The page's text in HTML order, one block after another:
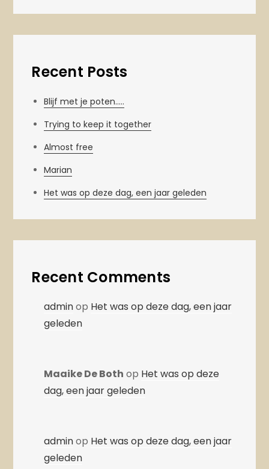
Recent Posts
Blijf met je poten…..
Trying to keep it together
Almost free
Marian
Het was op deze dag, een jaar geleden
Recent Comments
adminop Het was op deze dag, een jaar
geleden
Maaike De Both op Het was op deze
dag, een jaar geleden
adminop Het was op deze dag, een jaar
geleden